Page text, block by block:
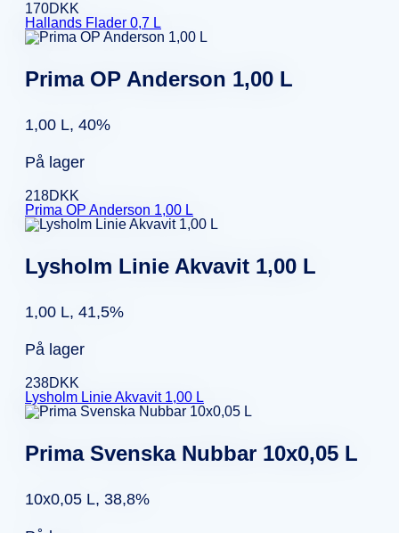
170DKK
Hallands Flader 0,7 L
Prima OP Anderson 1,00 L
1,00 L, 40%
På lager
218DKK
Prima OP Anderson 1,00 L
Lysholm Linie Akvavit 1,00 L
1,00 L, 41,5%
På lager
238DKK
Lysholm Linie Akvavit 1,00 L
Prima Svenska Nubbar 10x0,05 L
10x0,05 L, 38,8%